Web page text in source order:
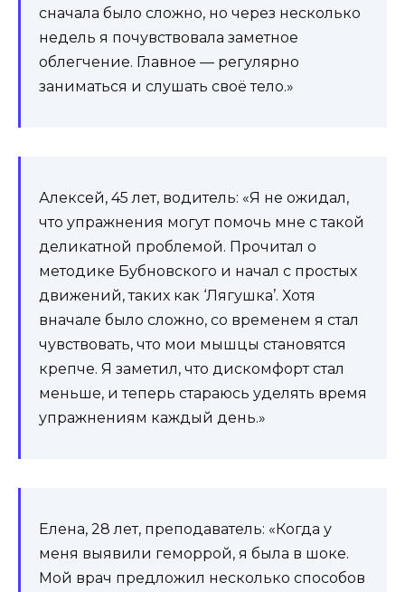
сначала было сложно, но через несколько
недель я почувствовала заметное
облегчение. Главное — регулярно
заниматься и слушать своё тело.»
Алексей, 45 лет, водитель: «Я не ожидал,
что упражнения могут помочь мне с такой
деликатной проблемой. Прочитал о
методике Бубновского и начал с простых
движений, таких как ‘Лягушка’. Хотя
вначале было сложно, со временем я стал
чувствовать, что мои мышцы становятся
крепче. Я заметил, что дискомфорт стал
меньше, и теперь стараюсь уделять время
упражнениям каждый день.»
Елена, 28 лет, преподаватель: «Когда у
меня выявили геморрой, я была в шоке.
Мой врач предложил несколько способов